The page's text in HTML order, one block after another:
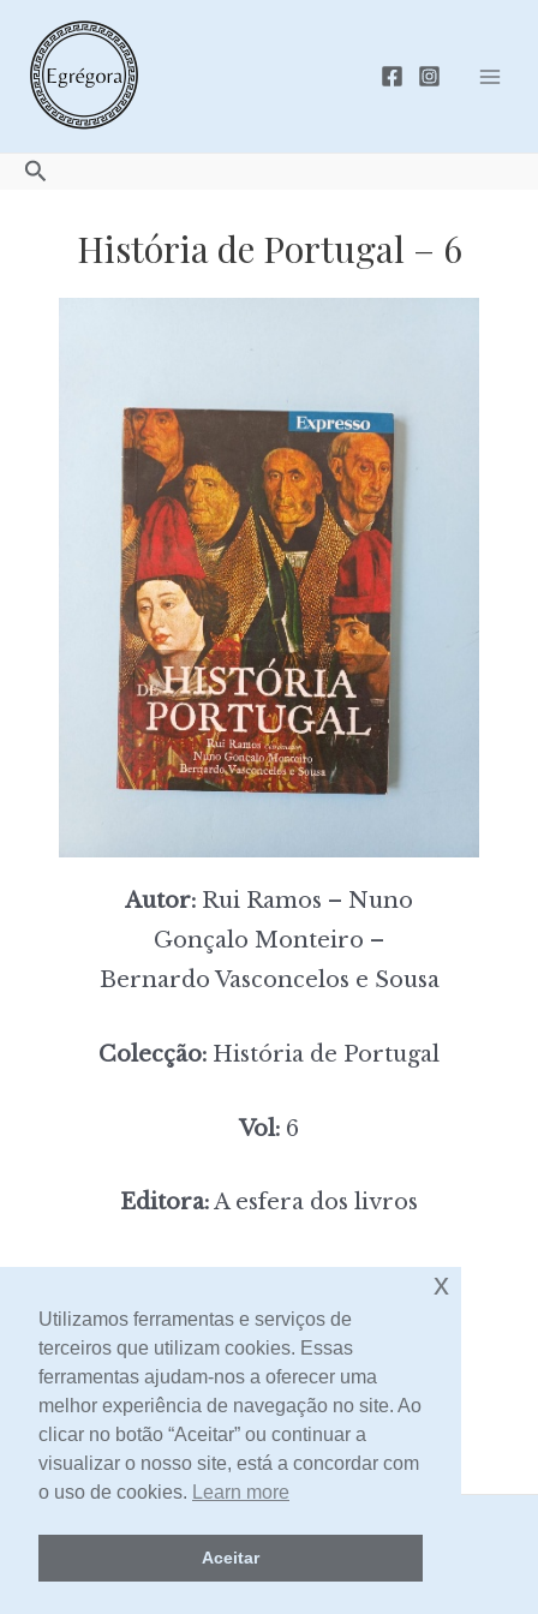
content
Search
História de Portugal – 6
Autor: Rui Ramos – Nuno
Gonçalo Monteiro –
Bernardo Vasconcelos e Sousa
Colecção: História de Portugal
Vol: 6
Editora:A esfera dos livros
[portes incluídos]
Contacto
2026 -Livraria Egrégora
Utilizamos ferramentas e serviços de
terceiros que utilizam cookies. Essas
ferramentas ajudam-nos a oferecer uma
melhor experiência de navegação no site. Ao
clicar no botão “Aceitar” ou continuar a
visualizar o nosso site, está a concordar com
o uso de cookies. Learn more
Aceitar
x